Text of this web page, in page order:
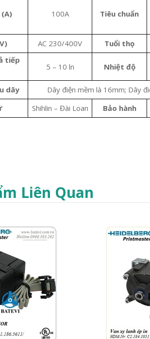
100A Tiêu chuẩn
AC 230/400V Tuổi thọ
tiếp
5 – 10 ln Nhiệt độ
dây
Dây điện mềm là 16mm; Dây
Shihlin – Đài Loan Bảo hành
Liên Quan